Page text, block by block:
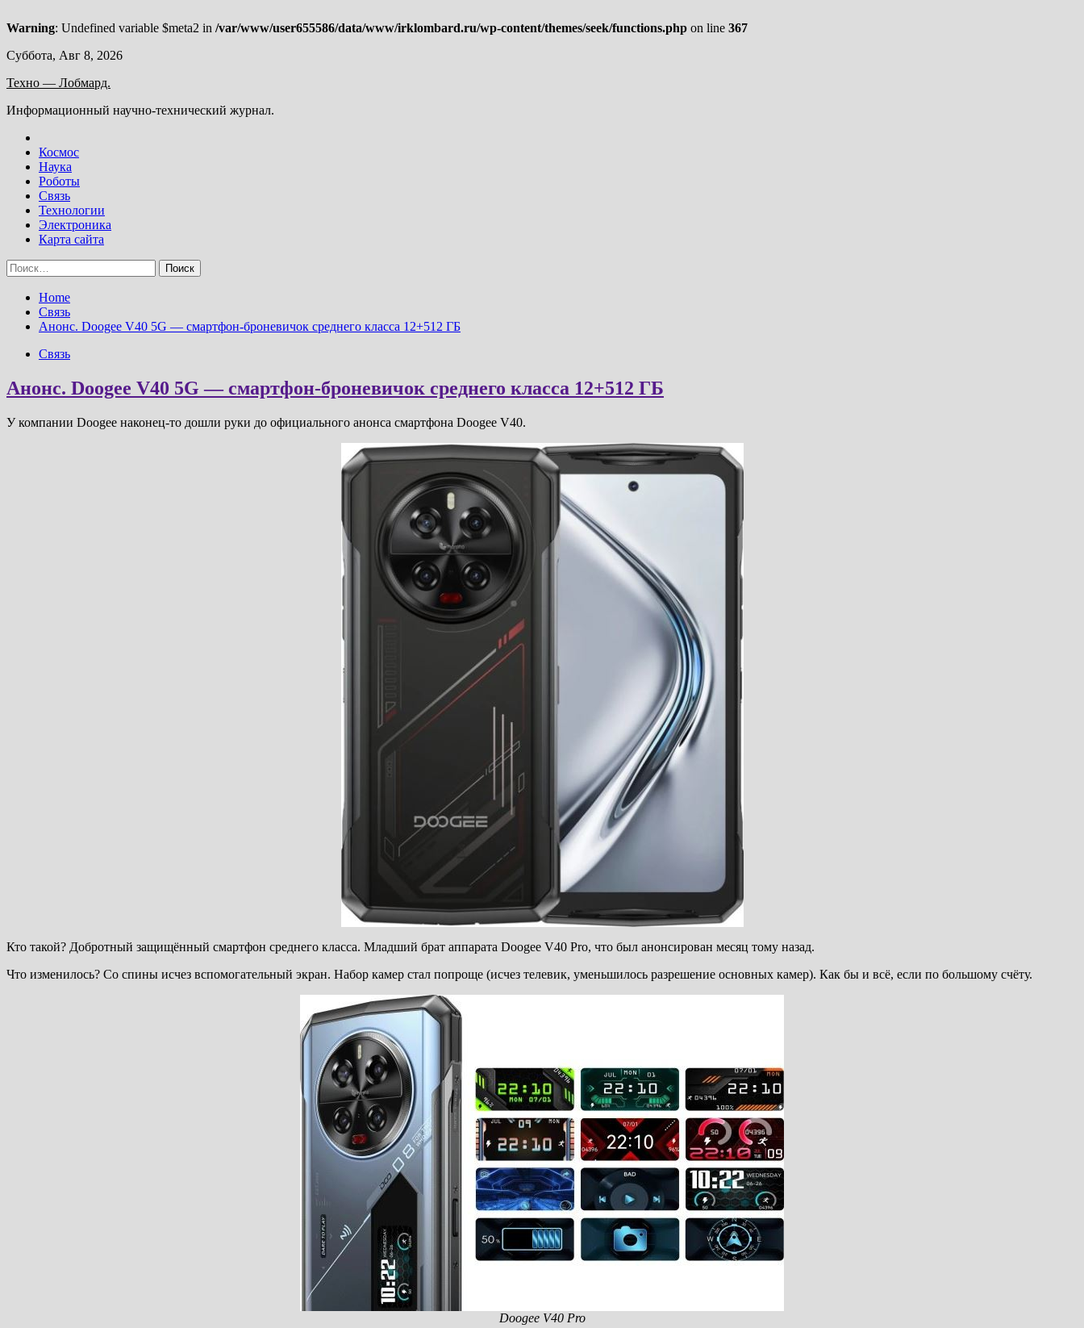
Warning: Undefined variable $meta2 in /var/www/user655586/data/www/irklombard.ru/wp-content/themes/seek/functions.php on line 367
Skip
content
Суббота, Авг 8, 2026
Техно — Лобмард.
Информационный научно-технический журнал.
Космос
Наука
Роботы
Связь
Технологии
Электроника
Карта сайта
Найти:
Home
Связь
Анонс. Doogee V40 5G — смартфон-броневичок среднего класса 12+512 ГБ
Связь
Анонс. Doogee V40 5G — смартфон-броневичок среднего класса 12+512 ГБ
У компании Doogee наконец-то дошли руки до официального анонса смартфона Doogee V40.
Кто такой? Добротный защищённый смартфон среднего класса. Младший брат аппарата Doogee V40 Pro, что был анонсирован месяц тому назад.
Что изменилось? Со спины исчез вспомогательный экран. Набор камер стал попроще (исчез телевик, уменьшилось разрешение основных камер). Как бы и всё, если по большому счёту.
Doogee V40 Pro